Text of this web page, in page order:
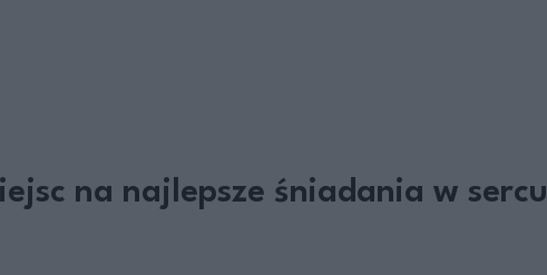
na najlepsze śniadania w sercu